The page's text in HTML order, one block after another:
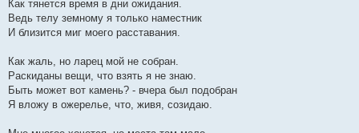
Как тянется время в дни ожидания.
Ведь телу земному я только наместник
И близится миг моего расставания.
Как жаль, но ларец мой не собран.
Раскиданы вещи, что взять я не знаю.
Быть может вот камень? - вчера был подобран
Я вложу в ожерелье, что, живя, созидаю.